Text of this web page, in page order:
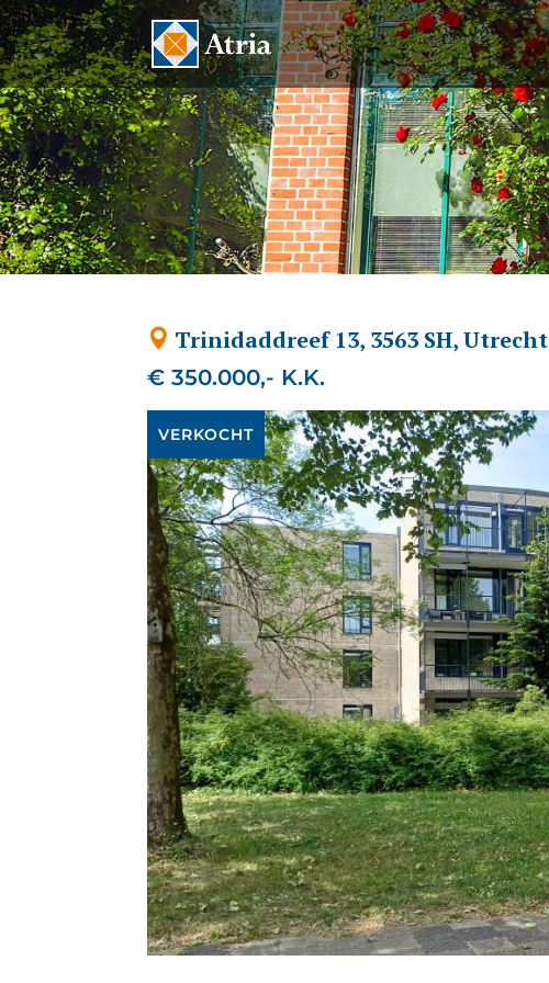
Trinidaddreef 13, 3563 SH, Utrecht
€ 350.000,- K.K.
VERKOCHT